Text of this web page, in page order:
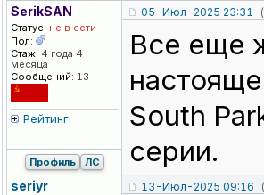
SerikSAN
Статус: не в сети
Пол:
Стаж: 4 года 4
месяца
Сообщений: 13
Рейтинг
05-Июл-2025 23:31
Все еще
South
серии.
Профиль ЛС
seriyr 13-Июл-2025 09:16